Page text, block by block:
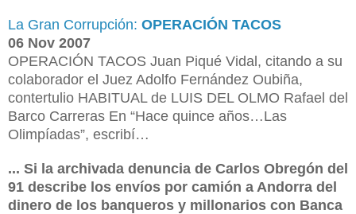
La Gran Corrupción: OPERACIÓN TACOS
06 Nov 2007
OPERACIÓN TACOS Juan Piqué Vidal, citando a su
colaborador el Juez Adolfo Fernández Oubiña,
contertulio HABITUAL de LUIS DEL OLMO Rafael del
Barco Carreras En “Hace quince años…Las
Olimpíadas”, escribí…
... Si la archivada denuncia de Carlos Obregón del
91 describe los envíos por camión a Andorra del
dinero de los banqueros y millonarios con Banca